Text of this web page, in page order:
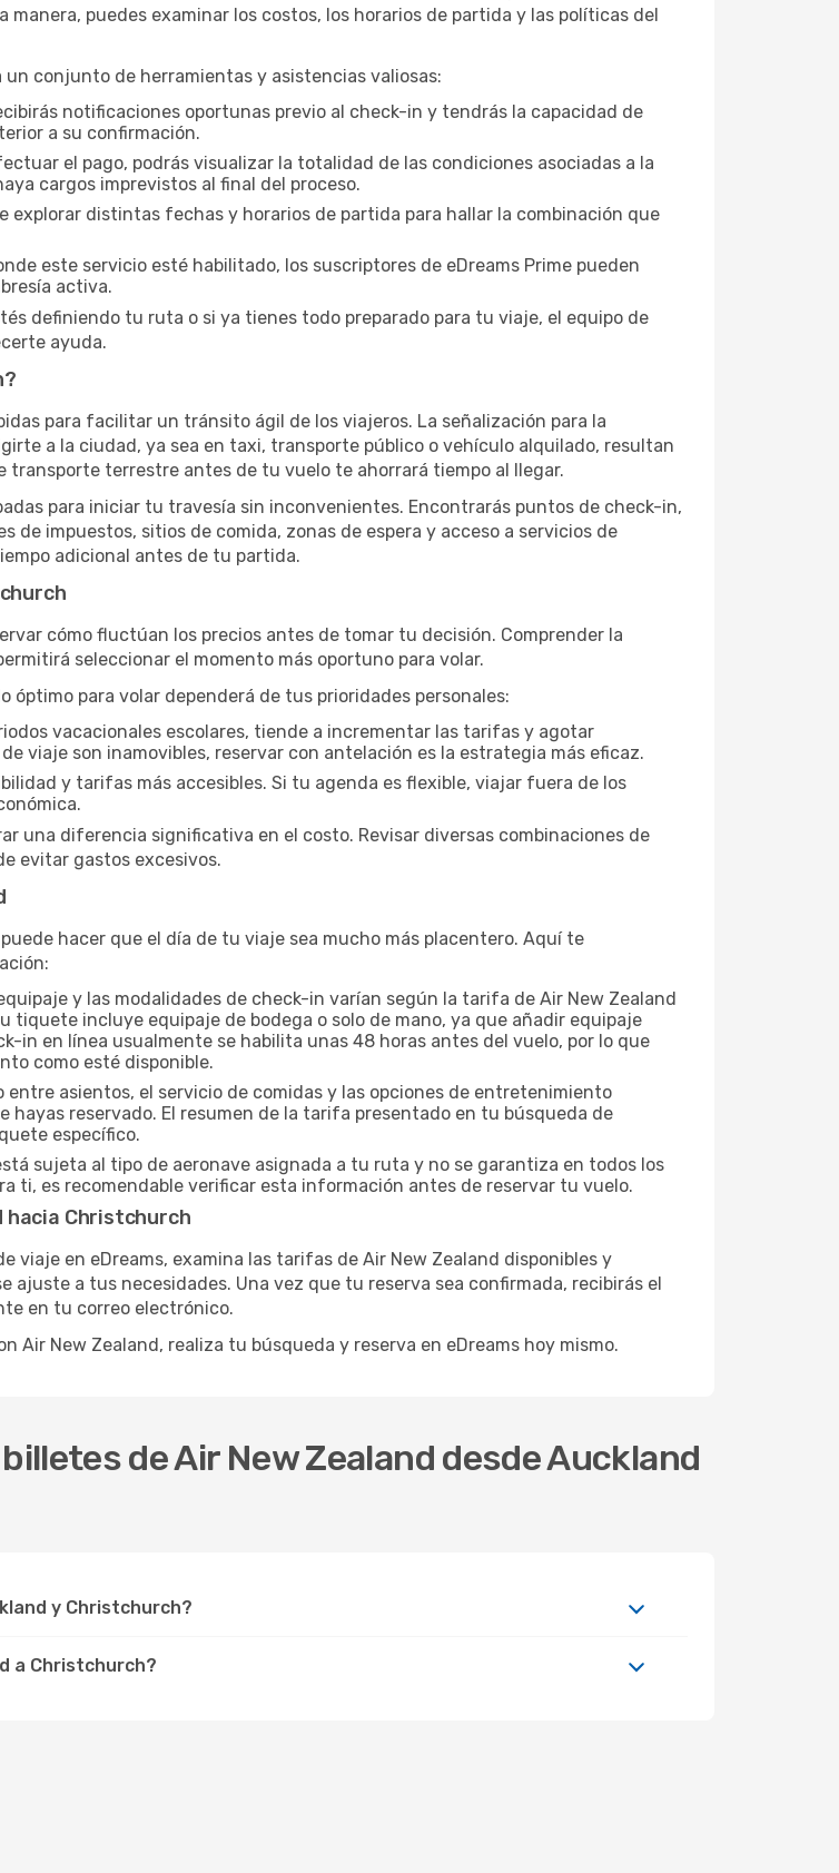
puedes examinar los costos, los horarios de partida y las políticas del
conjunto de herramientas y asistencias valiosas:
notificaciones oportunas previo al check-in y tendrás la capacidad de
a su confirmación.
el pago, podrás visualizar la totalidad de las condiciones asociadas a la
cargos imprevistos al final del proceso.
explorar distintas fechas y horarios de partida para hallar la combinación que
este servicio esté habilitado, los suscriptores de eDreams Prime pueden
activa.
definiendo tu ruta o si ya tienes todo preparado para tu viaje, el equipo de
ayuda.
para facilitar un tránsito ágil de los viajeros. La señalización para la
a la ciudad, ya sea en taxi, transporte público o vehículo alquilado, resultan
transporte terrestre antes de tu vuelo te ahorrará tiempo al llegar.
para iniciar tu travesía sin inconvenientes. Encontrarás puntos de check-in,
de impuestos, sitios de comida, zonas de espera y acceso a servicios de
adicional antes de tu partida.
cómo fluctúan los precios antes de tomar tu decisión. Comprender la
seleccionar el momento más oportuno para volar.
para volar dependerá de tus prioridades personales:
vacacionales escolares, tiende a incrementar las tarifas y agotar
viaje son inamovibles, reservar con antelación es la estrategia más eficaz.
y tarifas más accesibles. Si tu agenda es flexible, viajar fuera de los
una diferencia significativa en el costo. Revisar diversas combinaciones de
evitar gastos excesivos.
hacer que el día de tu viaje sea mucho más placentero. Aquí te
y las modalidades de check-in varían según la tarifa de Air New Zealand
incluye equipaje de bodega o solo de mano, ya que añadir equipaje
in en línea usualmente se habilita unas 48 horas antes del vuelo, por lo que
como esté disponible.
entre asientos, el servicio de comidas y las opciones de entretenimiento
hayas reservado. El resumen de la tarifa presentado en tu búsqueda de
específico.
sujeta al tipo de aeronave asignada a tu ruta y no se garantiza en todos los
ti, es recomendable verificar esta información antes de reservar tu vuelo.
hacia Christchurch
en eDreams, examina las tarifas de Air New Zealand disponibles y
ajuste a tus necesidades. Una vez que tu reserva sea confirmada, recibirás el
en tu correo electrónico.
Air New Zealand, realiza tu búsqueda y reserva en eDreams hoy mismo.
de Air New Zealand desde Auckland
y Christchurch?
a Christchurch?